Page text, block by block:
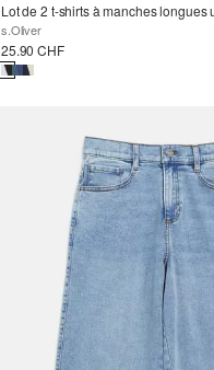
Lot de 2 t-shirts à manches longues
s.Oliver
25.90 CHF